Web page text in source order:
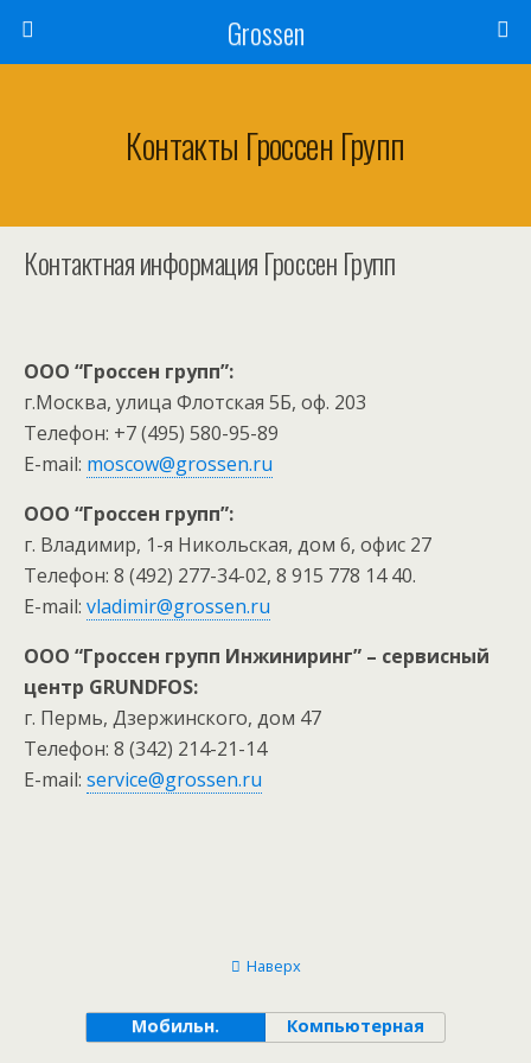
Grossen
Контакты Гроссен Групп
Контактная информация Гроссен Групп
ООО “Гроссен групп”:
г.Москва, улица Флотская 5Б, оф. 203
Телефон: +7 (495) 580-95-89
E-mail: moscow@grossen.ru
ООО “Гроссен групп”:
г. Владимир, 1-я Никольская, дом 6, офис 27
Телефон: 8 (492) 277-34-02, 8 915 778 14 40.
E-mail: vladimir@grossen.ru
ООО “Гроссен групп Инжиниринг” – сервисный
центр GRUNDFOS:
г. Пермь, Дзержинского, дом 47
Телефон: 8 (342) 214-21-14
E-mail: service@grossen.ru
Наверх
Мобильн. Компьютерная